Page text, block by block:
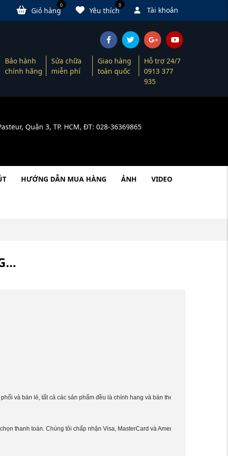
Tài khoản
0
Yêu thích
0
Giỏ hàng
Bảo hành
chính hãng
Sửa chữa
miễn phí
Giao hàng
toàn quốc
Hỗ trợ 24/7
0913 377
935
Quận 3, TP. HCM, ĐT: 028-36369865
HƯỚNG DẪN MUA HÀNG ẢNH VIDEO
và bán lẻ, tất cả các sản phẩm đều là chính hang và bán theo giá niêm yết
thanh toán. Chúng tôi chấp nhận Visa, MasterCard và American Express.